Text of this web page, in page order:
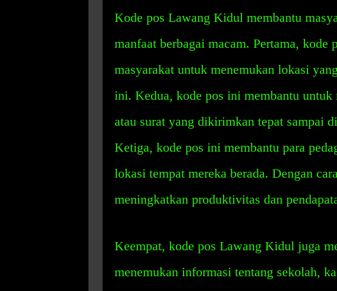
Kode pos Lawang Kidul membantu
manfaat berbagai macam. Pertama, kode
masyarakat untuk menemukan lokasi
ini. Kedua, kode pos ini membantu untuk
atau surat yang dikirimkan tepat sampai
Ketiga, kode pos ini membantu para
lokasi tempat mereka berada. Dengan
meningkatkan produktivitas dan
Keempat, kode pos Lawang Kidul juga
menemukan informasi tentang sekolah,